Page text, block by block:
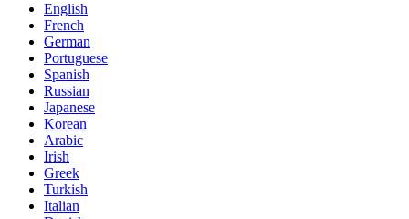
English
French
German
Portuguese
Spanish
Russian
Japanese
Korean
Arabic
Irish
Greek
Turkish
Italian